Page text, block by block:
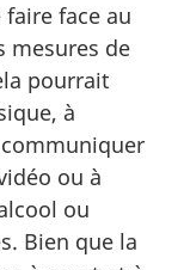
face au
mesures de
pourrait
à
ou à
ou
Bien que la